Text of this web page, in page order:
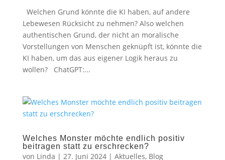
Welchen Grund könnte die KI haben, auf andere
Lebewesen Rücksicht zu nehmen? Also welchen
authentischen Grund, der nicht an moralische
Vorstellungen von Menschen geknüpft ist, könnte die
KI haben, um das aus eigener Logik heraus zu
wollen? ChatGPT:...
Welches Monster möchte endlich positiv
beitragen statt zu erschrecken?
von Linda | 27. Juni 2024| Aktuelles, Blog